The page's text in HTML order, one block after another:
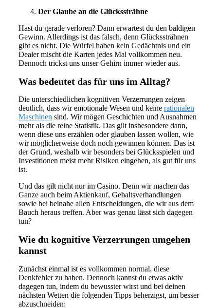
Der Glaube an die Glückssträhne
Hast du gerade verloren? Dann erwartest du den baldigen
Gewinn. Allerdings ist das falsch, denn Glückssträhnen
gibt es nicht. Die Würfel haben kein Gedächtnis und ein
Dealer mischt die Karten jedes Mal vollkommen neu.
Dennoch trickst uns unser Gehirn immer wieder aus.
Was bedeutet das für uns im Alltag?
Die unterschiedlichen kognitiven Verzerrungen zeigen
deutlich, dass wir emotionale Wesen und keine rationalen
Maschinen sind. Wir mögen Geschichten und Ausnahmen
mehr als die reine Statistik. Das gilt insbesondere dann,
wenn diese uns erzählen oder glauben lassen wollen, wie
wir möglicherweise doch noch gewinnen können. Das ist
der Grund, weshalb wir besonders bei Glücksspielen und
Investitionen meist mehr Risiken eingehen, als gut für uns
ist.
Und das gilt nicht nur im Casino. Denn wir machen das
Ganze auch beim Aktienkauf, Gehaltsverhandlungen
sowie bei beinahe allen Entscheidungen, die wir aus dem
Bauch heraus treffen. Aber was genau lässt sich dagegen
tun?
Wie du kognitive Verzerrungen umgehen
kannst
Zunächst einmal ist es vollkommen normal, diese
Denkfehler zu haben. Dennoch kannst du etwas aktiv
dagegen tun, indem du bewusster wirst und bei deinen
nächsten Wetten die folgenden Tipps beherzigst, um besser
abzuschneiden: